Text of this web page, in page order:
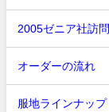
2005ゼニア社訪
オーダーの流れ
服地ラインナップ